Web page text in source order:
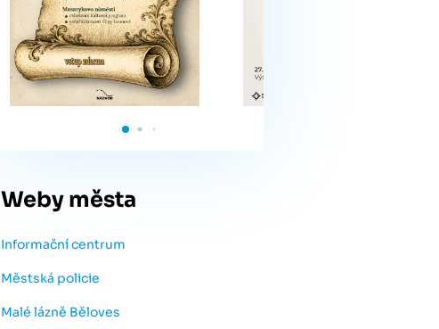
Weby města
Informační centrum
Městská policie
Malé lázně Běloves